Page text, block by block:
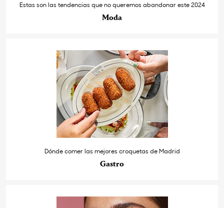
Estas son las tendencias que no queremos abandonar este 2024
Moda
Dónde comer las mejores croquetas de Madrid
Gastro